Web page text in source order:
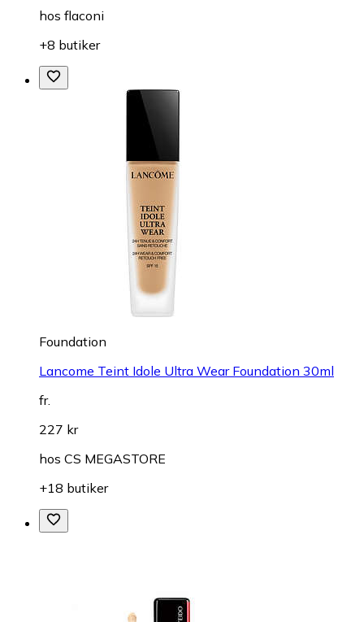
hos flaconi
+8 butiker
Foundation
Lancome Teint Idole Ultra Wear Foundation 30ml
fr.
227 kr
hos CS MEGASTORE
+18 butiker